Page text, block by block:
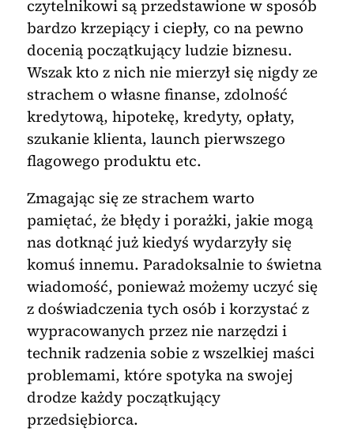
czytelnikowi są przedstawione w sposób
bardzo krzepiący i ciepły, co na pewno
docenią początkujący ludzie biznesu.
Wszak kto z nich nie mierzył się nigdy ze
strachem o własne finanse, zdolność
kredytową, hipotekę, kredyty, opłaty,
szukanie klienta, launch pierwszego
flagowego produktu etc.
Zmagając się ze strachem warto
pamiętać, że błędy i porażki, jakie mogą
nas dotknąć już kiedyś wydarzyły się
komuś innemu. Paradoksalnie to świetna
wiadomość, ponieważ możemy uczyć się
z doświadczenia tych osób i korzystać z
wypracowanych przez nie narzędzi i
technik radzenia sobie z wszelkiej maści
problemami, które spotyka na swojej
drodze każdy początkujący
przedsiębiorca.